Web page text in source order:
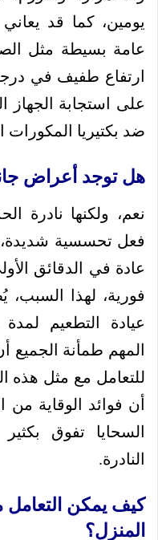
يومين، كما قد
عامة بسيطة مثل
ارتفاع طفيف في
على استجابة الجهاز
ضد بكتيريا المكورات
هل توجد أعراض
نعم، ولكنها نادرة
فعل تحسسية شديدة،
عادة في الدقائق
فورية، لهذا
المهم طمأنة الجميع
للتعامل مع مثل هذه
أن فوائد الوقاية من
السحايا تفوق بكثير
النادرة.
كيف يمكن التعامل
المنزل؟